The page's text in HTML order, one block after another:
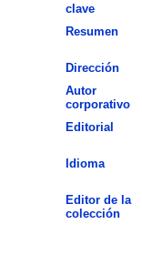
clave
Resumen
Dirección
Autor
corporativo
Editorial
Idioma
Editor de la
colección